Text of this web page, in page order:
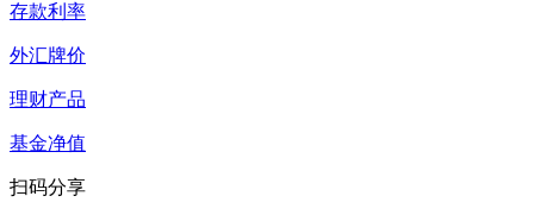
存款利率
外汇牌价
理财产品
基金净值
扫码分享